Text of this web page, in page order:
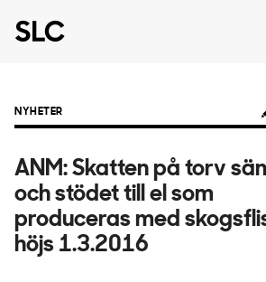
NYHETER
ANM: Skatten på torv
och stödet till el som
produceras med
höjs 1.3.2016